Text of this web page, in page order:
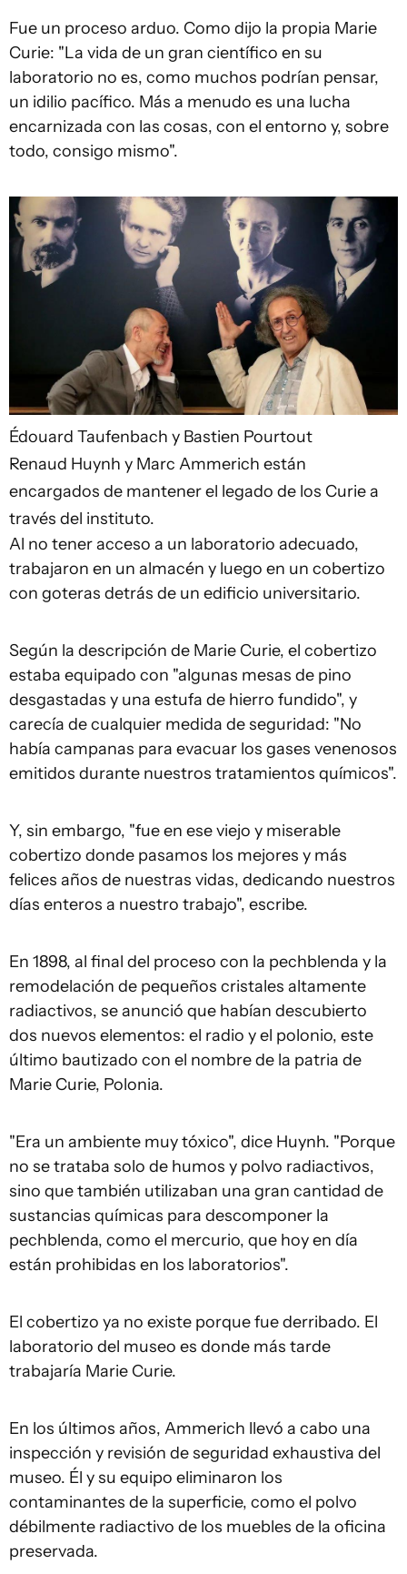
Fue un proceso arduo. Como dijo la propia Marie
Curie: "La vida de un gran científico en su
laboratorio no es, como muchos podrían pensar,
un idilio pacífico. Más a menudo es una lucha
encarnizada con las cosas, con el entorno y, sobre
todo, consigo mismo".
Édouard Taufenbach y Bastien Pourtout
Renaud Huynh y Marc Ammerich están
encargados de mantener el legado de los Curie a
través del instituto.
Al no tener acceso a un laboratorio adecuado,
trabajaron en un almacén y luego en un cobertizo
con goteras detrás de un edificio universitario.
Según la descripción de Marie Curie, el cobertizo
estaba equipado con "algunas mesas de pino
desgastadas y una estufa de hierro fundido", y
carecía de cualquier medida de seguridad: "No
había campanas para evacuar los gases venenosos
emitidos durante nuestros tratamientos químicos".
Y, sin embargo, "fue en ese viejo y miserable
cobertizo donde pasamos los mejores y más
felices años de nuestras vidas, dedicando nuestros
días enteros a nuestro trabajo", escribe.
En 1898, al final del proceso con la pechblenda y la
remodelación de pequeños cristales altamente
radiactivos, se anunció que habían descubierto
dos nuevos elementos: el radio y el polonio, este
último bautizado con el nombre de la patria de
Marie Curie, Polonia.
"Era un ambiente muy tóxico", dice Huynh. "Porque
no se trataba solo de humos y polvo radiactivos,
sino que también utilizaban una gran cantidad de
sustancias químicas para descomponer la
pechblenda, como el mercurio, que hoy en día
están prohibidas en los laboratorios".
El cobertizo ya no existe porque fue derribado. El
laboratorio del museo es donde más tarde
trabajaría Marie Curie.
En los últimos años, Ammerich llevó a cabo una
inspección y revisión de seguridad exhaustiva del
museo. Él y su equipo eliminaron los
contaminantes de la superficie, como el polvo
débilmente radiactivo de los muebles de la oficina
preservada.